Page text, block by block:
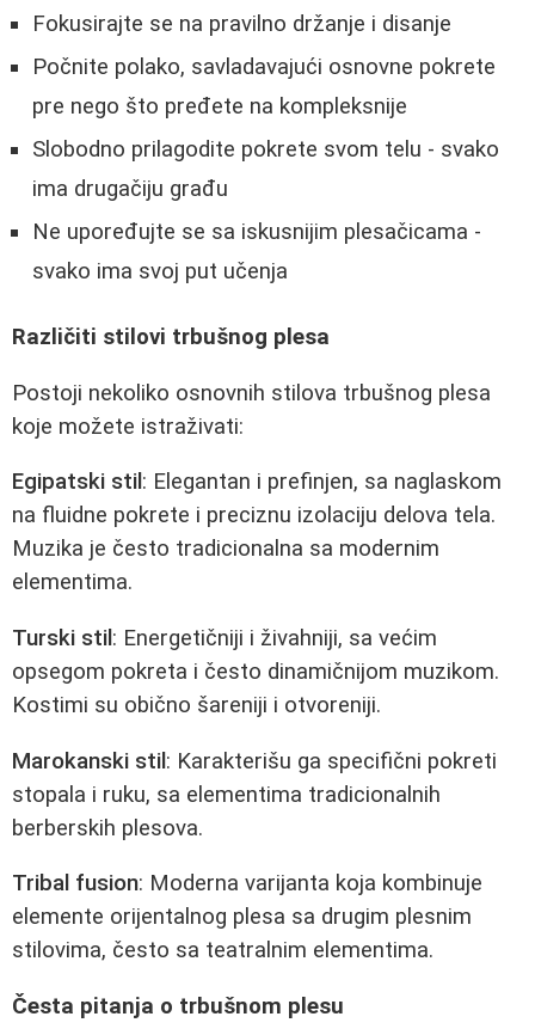
Fokusirajte se na pravilno držanje i disanje
Počnite polako, savladavajući osnovne pokrete
pre nego što pređete na kompleksnije
Slobodno prilagodite pokrete svom telu - svako
ima drugačiju građu
Ne upoređujte se sa iskusnijim plesačicama -
svako ima svoj put učenja
Različiti stilovi trbušnog plesa
Postoji nekoliko osnovnih stilova trbušnog plesa
koje možete istraživati:
Egipatski stil : Elegantan i prefinjen, sa naglaskom
na fluidne pokrete i preciznu izolaciju delova tela.
Muzika je često tradicionalna sa modernim
elementima.
Turski stil : Energetičniji i živahniji, sa većim
opsegom pokreta i često dinamičnijom muzikom.
Kostimi su obično šareniji i otvoreniji.
Marokanski stil: Karakterišu ga specifični pokreti
stopala i ruku, sa elementima tradicionalnih
berberskih plesova.
Tribal fusion: Moderna varijanta koja kombinuje
elemente orijentalnog plesa sa drugim plesnim
stilovima, često sa teatralnim elementima.
Česta pitanja o trbušnom plesu